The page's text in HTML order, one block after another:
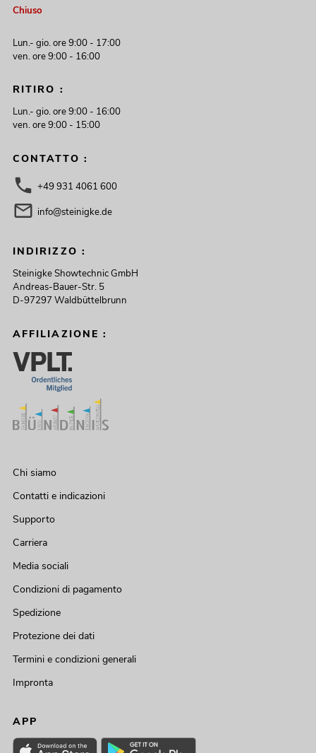
Chiuso
Lun.- gio. ore 9:00 - 17:00
ven. ore 9:00 - 16:00
RITIRO :
Lun.- gio. ore 9:00 - 16:00
ven. ore 9:00 - 15:00
CONTATTO :
+49 931 4061 600
info@steinigke.de
INDIRIZZO :
Steinigke Showtechnic GmbH
Andreas-Bauer-Str. 5
D-97297 Waldbüttelbrunn
AFFILIAZIONE :
Chi siamo
Contatti e indicazioni
Supporto
Carriera
Media sociali
Condizioni di pagamento
Spedizione
Protezione dei dati
Termini e condizioni generali
Impronta
APP